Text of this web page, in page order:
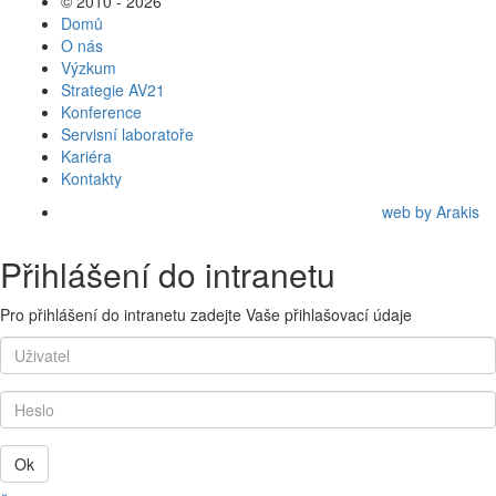
Domů
O nás
Výzkum
Strategie AV21
Konference
Servisní laboratoře
Kariéra
Kontakty
web by Arakis
Přihlášení do intranetu
Pro přihlášení do intranetu zadejte Vaše přihlašovací údaje
Ok